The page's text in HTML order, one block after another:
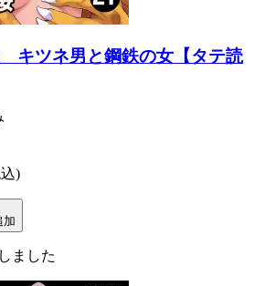
ツネ男と鋼鉄の女【タテ読
)
加
ました